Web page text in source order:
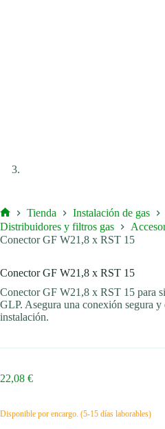
Inicio
Tienda
Instalación de gas
Distribuidores y filtros gas
Conector GF W21,8 x RST 15
Conector GF W21,8 x RST 15
Conector GF W21,8 x RST 15 para
GLP. Asegura una conexión segura y
instalación.
22,08 €
Disponible por encargo. (5-15 días laborables)